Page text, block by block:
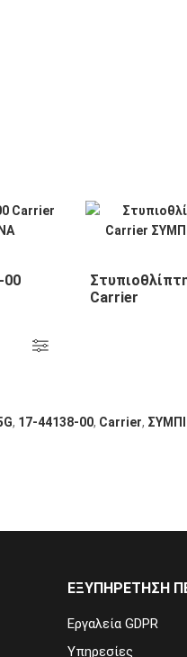
00
Carrier
, 17-44138-00, Carrier,
ΕΞΥΠΗΡΕΤΗΣΗ
Εργαλεία GDPR
Υπηρεσίες